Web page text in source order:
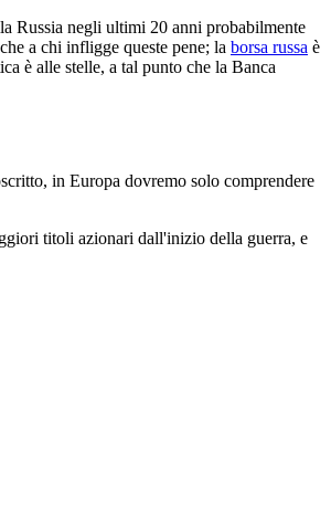
Russia negli ultimi 20 anni probabilmente
a chi infligge queste pene; la borsa russa è
è alle stelle, a tal punto che la Banca
in Europa dovremo solo comprendere
titoli azionari dall'inizio della guerra, e